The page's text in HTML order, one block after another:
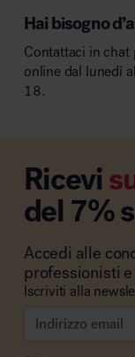
Hai bisogno
Contattaci in chat
online dal lunedì
18.
Ricevi
del 7%
Accedi alle
professionisti e
Iscriviti alla